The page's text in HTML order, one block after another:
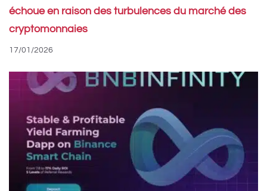
échoue en raison des turbulences du marché des
cryptomonnaies
17/01/2026